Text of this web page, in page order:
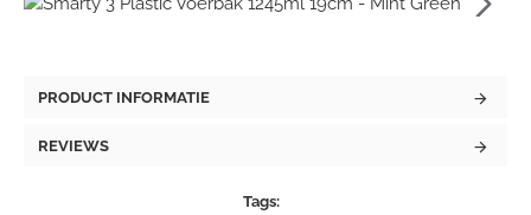
PRODUCT INFORMATIE
REVIEWS
Tags: